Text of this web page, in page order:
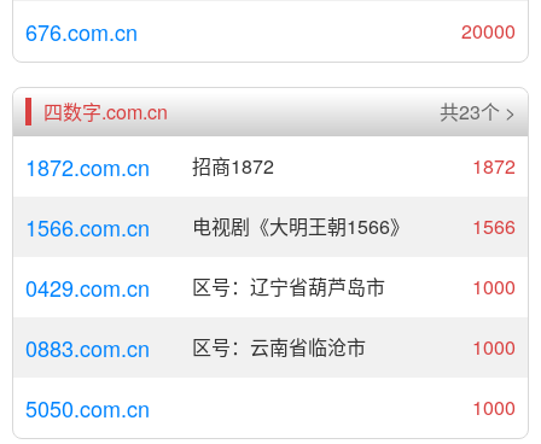
676.com.cn 20000
四数字.com.cn 共23个 >
1872.com.cn 招商1872 1872
1566.com.cn 电视剧《大明王朝1566》 1566
0429.com.cn 区号：辽宁省葫芦岛市 1000
0883.com.cn 区号：云南省临沧市 1000
5050.com.cn 1000